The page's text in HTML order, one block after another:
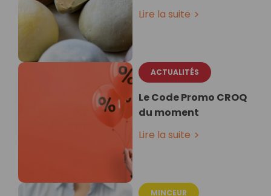
Lire la suite
ACTUALITÉS
Le Code Promo CROQ
du moment
Lire la suite
MINCEUR